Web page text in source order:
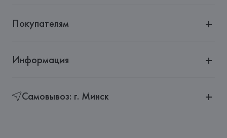
Покупателям
Информация
Самовывоз: г. Минск